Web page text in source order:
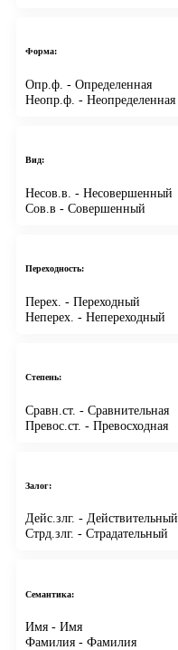
Форма:
Опр.ф. - Определенная
Неопр.ф. - Неопределенная
Вид:
Несов.в. - Несовершенный
Сов.в - Совершенный
Переходность:
Перех. - Переходный
Неперех. - Непереходный
Степень:
Сравн.ст. - Сравнительная
Превос.ст. - Превосходная
Залог:
Дейс.злг. - Действительный
Стрд.злг. - Страдательный
Семантика:
Имя - Имя
Фамилия - Фамилия